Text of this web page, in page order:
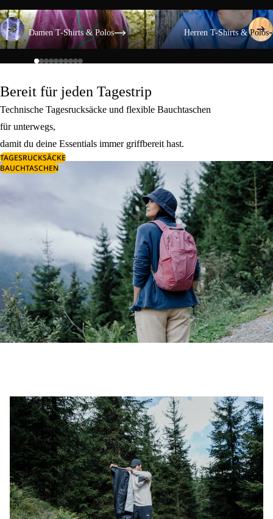
Damen T-Shirts & Polos
Damen T-Shirts & Polos
Herren T-Shirts & Polos
Herren T-Shirts & Polos
Bereit für jeden Tagestrip
Technische Tagesrucksäcke und flexible Bauchtaschen
für unterwegs,
damit du deine Essentials immer griffbereit hast.
TAGESRUCKSÄCKE
BAUCHTASCHEN